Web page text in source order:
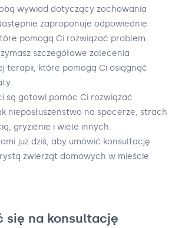
wywiad dotyczący zachowania
zaproponuje odpowiednie
pomogą Ci rozwiązać problem.
szczegółowe zalecenia
terapii, które pomogą Ci osiągnąć
są gotowi pomóc Ci rozwiązać
nieposłuszeństwo na spacerze, strach
gryzienie i wiele innych.
już dziś, aby umówić konsultację
zwierząt domowych w mieście
się na konsultację